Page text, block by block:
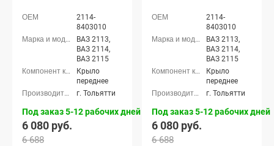
2114-
8403010
ВАЗ 2113,
ВАЗ 2114,
ВАЗ 2115
Крыло
переднее
г. Тольятти
Под заказ 5-12 рабочих дней
6 080 руб.
6 688
2114-
8403010
ВАЗ 2113,
ВАЗ 2114,
ВАЗ 2115
Крыло
переднее
г. Тольятти
Под заказ 5-12 рабочих дней
6 080 руб.
6 688